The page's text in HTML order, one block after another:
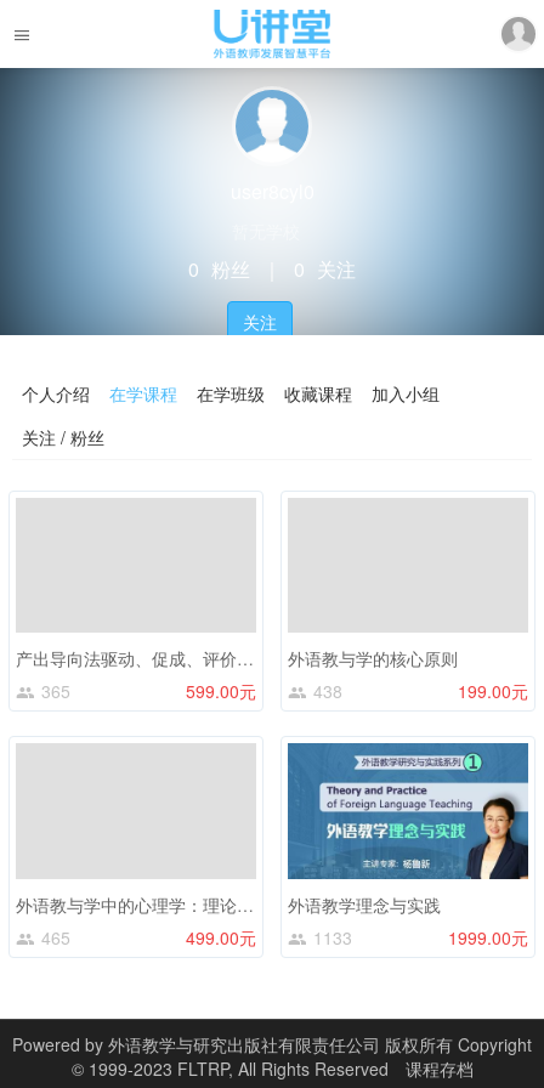
0 粉丝 0 关注
关注
个人介绍 在学课程 在学班级 收藏课程
加入小组
关注 / 粉丝
产出导向法驱动、促成、评价环节的教学设计
365
599.00元
外语教与学的核心原则
438
199.00元
外语教与学中的心理学：理论与实践
465
499.00元
外语教学理念与实践
1133
1999.00元
Powered by 外语教学与研究出版社有限责任公司 版权所有 Copyright
© 1999-2023 FLTRP, All Rights Reserved
课程存档